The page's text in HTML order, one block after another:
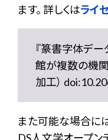
ます。 詳しくはライ
『篆書字体デー
館が複数の機
加工）
また可能な場合に